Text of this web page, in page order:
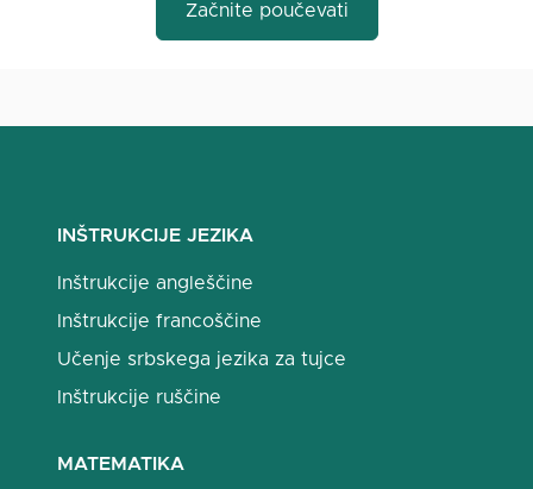
Začnite poučevati
INŠTRUKCIJE JEZIKA
Inštrukcije angleščine
Inštrukcije francoščine
Učenje srbskega jezika za tujce
Inštrukcije ruščine
MATEMATIKA